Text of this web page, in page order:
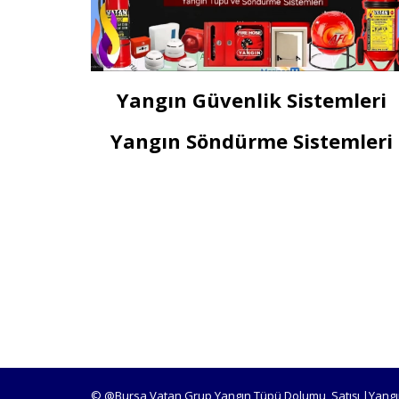
Yangın Güvenlik Sistemleri
Yangın Söndürme Sistemleri
© @Bursa Vatan Grup Yangın Tüpü Dolumu, Satışı